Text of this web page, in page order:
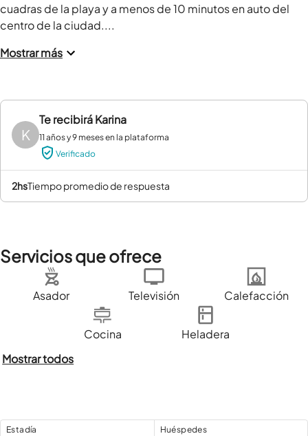
cuadras de la playa y a menos de 10 minutos en auto del
centro de la ciudad....
Mostrar más
K
Te recibiráKarina
11 años y 9 meses en la plataforma
Verificado
2hs tiempo promedio de respuesta
Servicios que ofrece
Asador Televisión Calefacción
Cocina
Heladera
Mostrar todos
Estadía Huéspedes